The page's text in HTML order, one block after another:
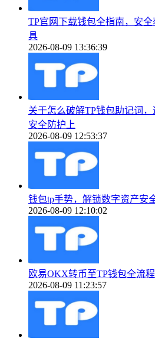
TP官网下载钱包全指南，安
具
2026-08-09 13:36:39
关于怎么破解TP钱包助记词
安全防护上
2026-08-09 12:53:37
钱包tp手势，解锁数字资产安
2026-08-09 12:10:02
欧易OKX转币至TP钱包全流
2026-08-09 11:23:57